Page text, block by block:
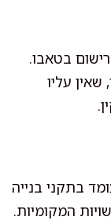
בטאבו.
עליו
בתקני בנייה
המקומיות.